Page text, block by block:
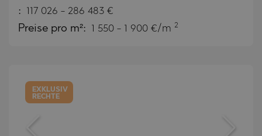
: 117 026 - 286 483 €
Preise pro m²: 1 550 - 1 900 €/m 2
EXKLUSIV
RECHTE